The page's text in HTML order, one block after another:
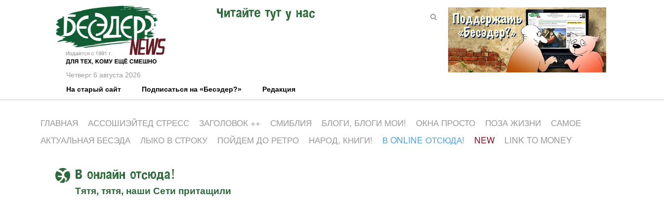
Четверг 6 августа 2026
Читайте тут у нас
На старый сайт Подписаться на «Бесэдер?» Редакция
ГЛАВНАЯ АССОШИЭЙТЕД СТРЕСС ЗАГОЛОВОК ++ СМИБЛИЯ БЛОГИ, БЛОГИ МОИ! ОКНА ПРОСТО ПОЗА ЖИЗНИ
САМОЕ
АКТУАЛЬНАЯ БЕСЭДА
ЛЫКО В СТРОКУ ПОЙДЕМ ДО РЕТРО НАРОД, КНИГИ! В ONLINE ОТСЮДА! NEW LINK TO MONEY
В онлайн отсюда!
Тятя, тятя, наши Сети притащили